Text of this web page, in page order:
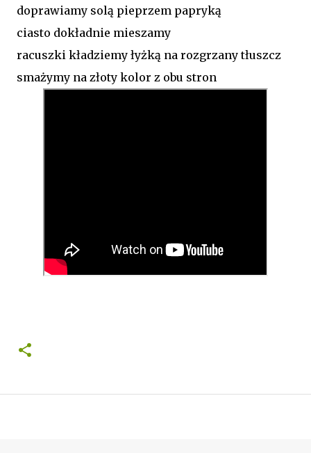
doprawiamy solą pieprzem papryką
ciasto dokładnie mieszamy
racuszki kładziemy łyżką na rozgrzany tłuszcz
smażymy na złoty kolor z obu stron